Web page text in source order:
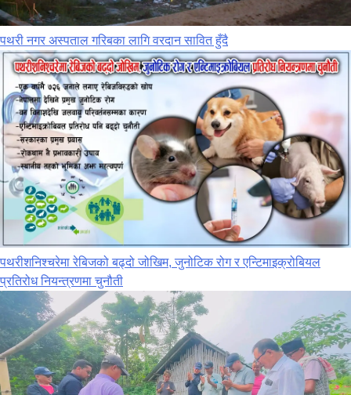
पथरी नगर अस्पताल गरिबका लागि वरदान सावित हुँदै
पथरीशनिश्‍चरेमा रेबिजको बढ्दो जोखिम, जुनोटिक रोग र एन्टिमाइक्रोबियल
प्रतिरोध नियन्त्रणमा चुनौती